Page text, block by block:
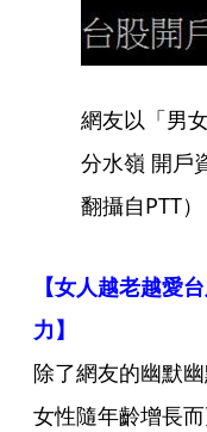
網友以「男
分水嶺 開戶
翻攝自PTT）
【女人越老越愛
力】
除了網友的幽默
女性隨年齡增長